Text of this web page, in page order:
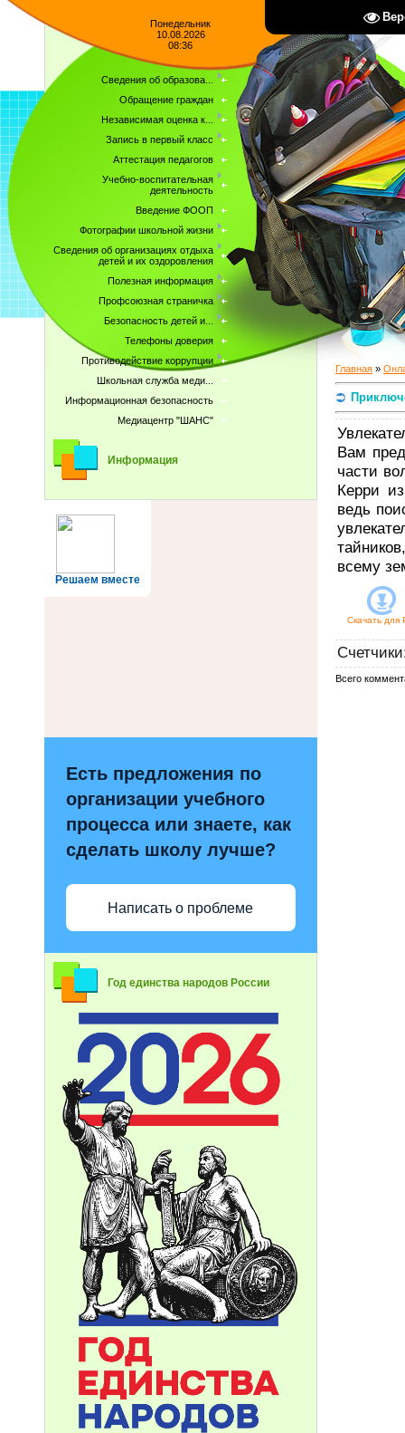
Понедельник
10.08.2026
08:36
Сведения об образова...
Обращение граждан
Независимая оценка к...
Запись в первый класс
Аттестация педагогов
Учебно-воспитательная
деятельность
Введение ФООП
Фотографии школьной жизни
Сведения об организациях отдыха
детей и их оздоровления
Полезная информация
Профсоюзная страничка
Безопасность детей и...
Телефоны доверия
Противодействие коррупции
Школьная служба меди...
Информационная безопасность
Медиацентр "ШАНС"
Информация
Решаем вместе
Есть предложения по
организации учебного
процесса или знаете, как
сделать школу лучше?
Написать о проблеме
Год единства народов России
Главная »
Вам
части
Керри
ведь
всему
Скачать для
Счетчики
Всего